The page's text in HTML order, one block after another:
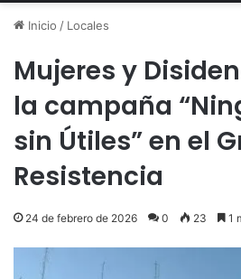
Inicio / Locales
Mujeres y
la campaña
sin Útiles” en el
Resistencia
24 de febrero de 2026 0 23 1